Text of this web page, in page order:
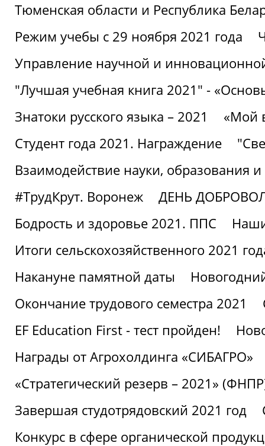
Тюменская области и Республика
Режим учебы с 29 ноября 2021 года
Управление научной и
"Лучшая учебная книга 2021" -
Знатоки русского языка – 2021
«Мой
Студент года 2021. Награждение
Взаимодействие науки, образования и
#ТрудКрут. Воронеж
ДЕНЬ
Бодрость и здоровье 2021. ППС
Итоги сельскохозяйственного 2021
Накануне памятной даты
Окончание трудового семестра 2021
EF Education First - тест пройден!
Награды от Агрохолдинга «СИБАГРО»
«Стратегический резерв – 2021»
Завершая студотрядовский 2021 год
Конкурс в сфере органической